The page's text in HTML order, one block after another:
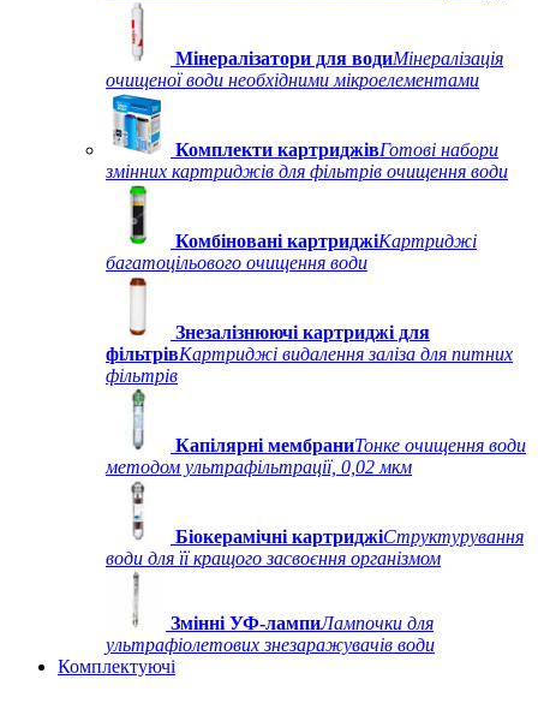
Мінералізатори для водиМінералізація
очищеної води необхідними мікроелементами
Комплекти картриджівГотові набори
змінних картриджів для фільтрів очищення води
Комбіновані картриджіКартриджі
багатоцільового очищення води
Знезалізнюючі картриджі для
фільтрівКартриджі видалення заліза для питних
фільтрів
Капілярні мембраниТонке очищення води
методом ультрафільтрації, 0,02 мкм
Біокерамічні картриджіСтруктурування
води для її кращого засвоєння організмом
Змінні УФ-лампиЛампочки для
ультрафіолетових знезаражувачів води
Комплектуючі